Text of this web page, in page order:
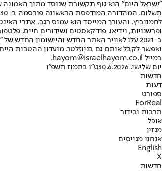
"ישראל היום" הוא גוף תקשורת שנוסד מתוך האמונה
ופרשנויות, וידיאו, פודקאסטים ושידורים חיים.
ב-2021 עלו לאוויר האתר החדש והיישומון
ואפשר לקבל אותם גם בניוזלטר. מועדון ההטבות
במייל hayom@israelhayom.co.il.
יום שלישי, 30.6.2026
ט"ו בתמוז תשפ"ו
חדשות
דעות
ספורט
ForReal
תרבות ובידור
אוכל
מגזין
אנחנו מגייסים
English
X
חדשות